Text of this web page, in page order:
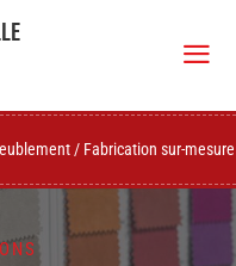
/ Fabrication sur-mesure